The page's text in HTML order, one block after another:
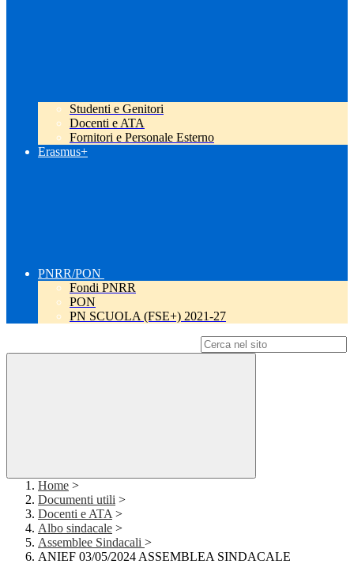
Studenti e Genitori
Docenti e ATA
Fornitori e Personale Esterno
Erasmus+
PNRR/PON
Fondi PNRR
PON
PN SCUOLA (FSE+) 2021-27
Home >
Documenti utili >
Docenti e ATA >
Albo sindacale >
Assemblee Sindacali >
ANIEF 03/05/2024 ASSEMBLEA SINDACALE